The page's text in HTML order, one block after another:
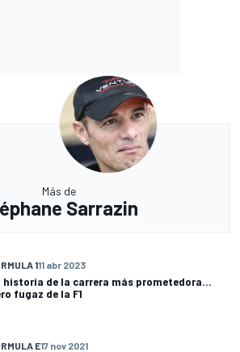
Más de
Sarrazin
111 abr 2023
historia de la carrera más prometedora...
fugaz de la F1
E17 nov 2021